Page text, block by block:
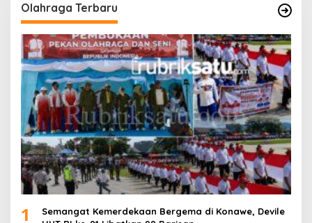
Olahraga Terbaru
1
Semangat Kemerdekaan Bergema di Konawe, Devile